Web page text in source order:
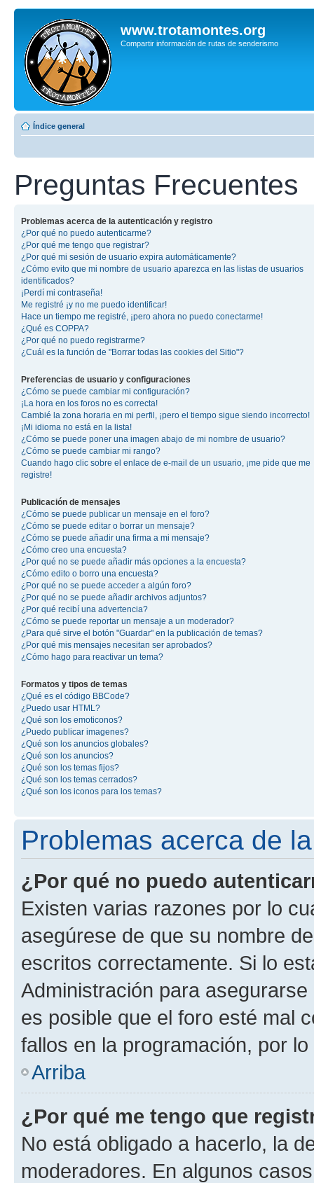
www.trotamontes.org
Compartir información de rutas de senderismo
Índice general
Preguntas Frecuentes
Problemas acerca de la autenticación y registro
¿Por qué no puedo autenticarme?
¿Por qué me tengo que registrar?
¿Por qué mi sesión de usuario expira automáticamente?
¿Cómo evito que mi nombre de usuario aparezca en las listas de usuarios
identificados?
¡Perdí mi contraseña!
Me registré ¡y no me puedo identificar!
Hace un tiempo me registré, ¡pero ahora no puedo conectarme!
¿Qué es COPPA?
¿Por qué no puedo registrarme?
¿Cuál es la función de "Borrar todas las cookies del Sitio"?
Preferencias de usuario y configuraciones
¿Cómo se puede cambiar mi configuración?
¡La hora en los foros no es correcta!
Cambié la zona horaria en mi perfil, ¡pero el tiempo sigue siendo incorrecto!
¡Mi idioma no está en la lista!
¿Cómo se puede poner una imagen abajo de mi nombre de usuario?
¿Cómo se puede cambiar mi rango?
Cuando hago clic sobre el enlace de e-mail de un usuario, ¡me pide que me
registre!
Publicación de mensajes
¿Cómo se puede publicar un mensaje en el foro?
¿Cómo se puede editar o borrar un mensaje?
¿Cómo se puede añadir una firma a mi mensaje?
¿Cómo creo una encuesta?
¿Por qué no se puede añadir más opciones a la encuesta?
¿Cómo edito o borro una encuesta?
¿Por qué no se puede acceder a algún foro?
¿Por qué no se puede añadir archivos adjuntos?
¿Por qué recibí una advertencia?
¿Cómo se puede reportar un mensaje a un moderador?
¿Para qué sirve el botón "Guardar" en la publicación de temas?
¿Por qué mis mensajes necesitan ser aprobados?
¿Cómo hago para reactivar un tema?
Formatos y tipos de temas
¿Qué es el código BBCode?
¿Puedo usar HTML?
¿Qué son los emoticonos?
¿Puedo publicar imagenes?
¿Qué son los anuncios globales?
¿Qué son los anuncios?
¿Qué son los temas fijos?
¿Qué son los temas cerrados?
¿Qué son los iconos para los temas?
Problemas acerca de
¿Por qué no puedo
Existen varias razones por lo
asegúrese de que su nombre
escritos correctamente. Si lo
Administración para
es posible que el foro esté mal
fallos en la programación, por
Arriba
¿Por qué me tengo que
No está obligado a hacerlo, la
moderadores. En algunos